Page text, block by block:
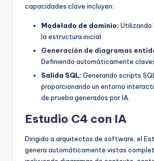
capacidades clave incluyen:
Modelado de dominio: Utilizando
la estructura inicial.
Generación de diagramas
Definiendo automáticamente
Salida SQL: Generando scripts
proporcionando un entorno
de prueba generados por IA.
Estudio C4 con IA
Dirigido a arquitectos de software, el
genera automáticamente vistas